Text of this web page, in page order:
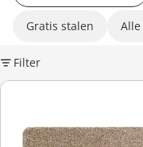
Gratis stalen
Filter
Hamat Aqua Stop 060